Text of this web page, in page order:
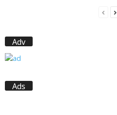
Adv
Ads